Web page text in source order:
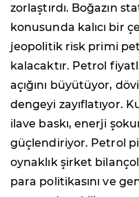
zorlaştırdı. Boğazın
konusunda kalıcı bir
jeopolitik risk primi
kalacaktır. Petrol
açığını büyütüyor,
dengeyi zayıflatıyor.
ilave baskı, enerji
güçlendiriyor. Petrol
oynaklık şirket
para politikasını ve